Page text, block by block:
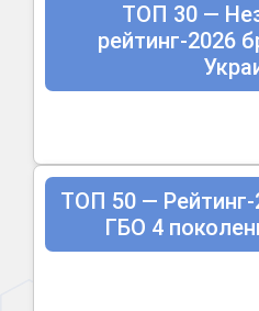
ТОП 30 —
рейтинг-2026
ТОП 50 —
ГБО 4